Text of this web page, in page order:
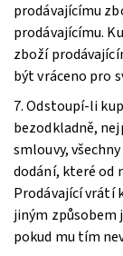
prodávajícímu
prodávajícímu.
zboží
být vráceno pro
7. Odstoupí-li
bezodkladně,
smlouvy,
dodání, které od
Prodávající vrátí
jiným způsobem
pokud mu tím